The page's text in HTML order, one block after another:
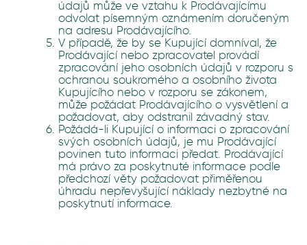
údajů může ve vztahu k Prodávajícímu
odvolat písemným oznámením doručeným
na adresu Prodávajícího.
V případě, že by se Kupující domníval, že
Prodávající nebo zpracovatel provádí
zpracování jeho osobních údajů v rozporu s
ochranou soukromého a osobního života
Kupujícího nebo v rozporu se zákonem,
může požádat Prodávajícího o vysvětlení a
požadovat, aby odstranil závadný stav.
Požádá-li Kupující o informaci o zpracování
svých osobních údajů, je mu Prodávající
povinen tuto informaci předat. Prodávající
má právo za poskytnuté informace podle
předchozí věty požadovat přiměřenou
úhradu nepřevyšující náklady nezbytné na
poskytnutí informace.